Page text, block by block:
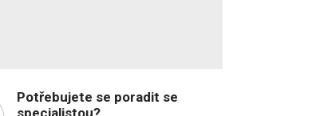
Potřebujete se poradit se
specialistou?